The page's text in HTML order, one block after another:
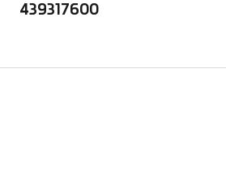
439317600